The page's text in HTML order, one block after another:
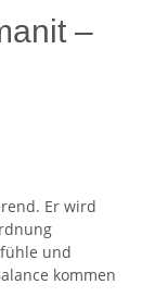
–
Er wird
und
kommen